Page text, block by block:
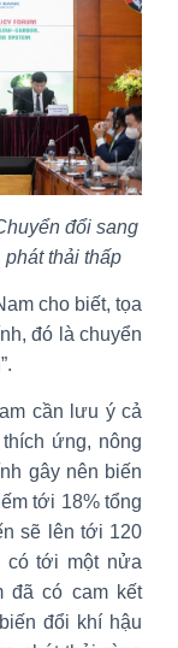
đổi sang
thải thấp
cho biết, tọa
đó là chuyển
cần lưu ý cả
ứng, nông
gây nên biến
tới 18% tổng
sẽ lên tới 120
có tới một nửa
đã có cam kết
đổi khí hậu